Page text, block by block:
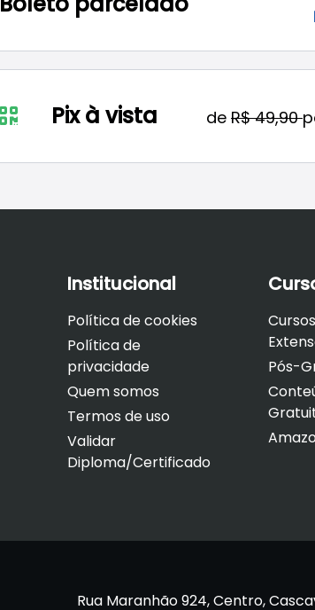
Pix à vista de R$ 49,90
Institucional
Política de cookies
Política de
privacidade
Quem somos
Termos de uso
Validar
Diploma/Certificado
Pós-
Rua Maranhão 924, Centro,